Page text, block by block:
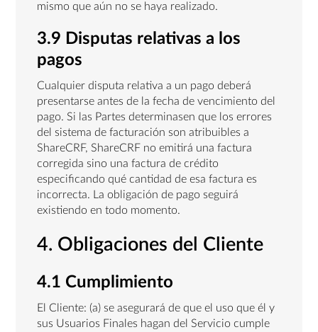
mismo que aún no se haya realizado.
3.9 Disputas relativas a los
pagos
Cualquier disputa relativa a un pago deberá
presentarse antes de la fecha de vencimiento del
pago. Si las Partes determinasen que los errores
del sistema de facturación son atribuibles a
ShareCRF, ShareCRF no emitirá una factura
corregida sino una factura de crédito
especificando qué cantidad de esa factura es
incorrecta. La obligación de pago seguirá
existiendo en todo momento.
4. Obligaciones del Cliente
4.1 Cumplimiento
El Cliente: (a) se asegurará de que el uso que él y
sus Usuarios Finales hagan del Servicio cumple